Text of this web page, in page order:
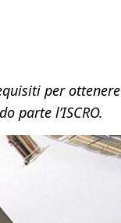
per ottenere
parte l’ISCRO.